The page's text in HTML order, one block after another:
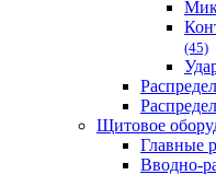
(45)
Щитовое
Главные
Вводно-